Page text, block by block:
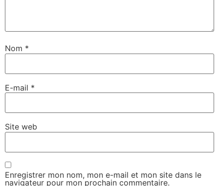
Nom *
E-mail *
Site web
Enregistrer mon nom, mon e-mail et mon site dans le
navigateur pour mon prochain commentaire.